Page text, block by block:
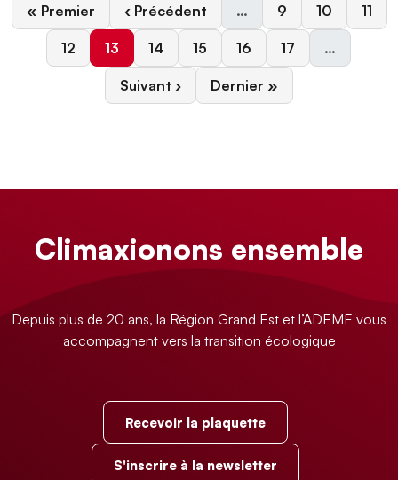
Première page
« Premier Page précédente
‹ Précédent … Page
9 Page
10 Page
11
Page
12 Page courante
13 Page
14 Page
15 Page
16 Page
17 …
Page suivante
Suivant › Dernière page
Dernier »
Climaxionons ensemble
Depuis plus de 20 ans, la Région Grand Est et l’ADEME vous
accompagnent vers la transition écologique
Recevoir la plaquette
S'inscrire à la newsletter